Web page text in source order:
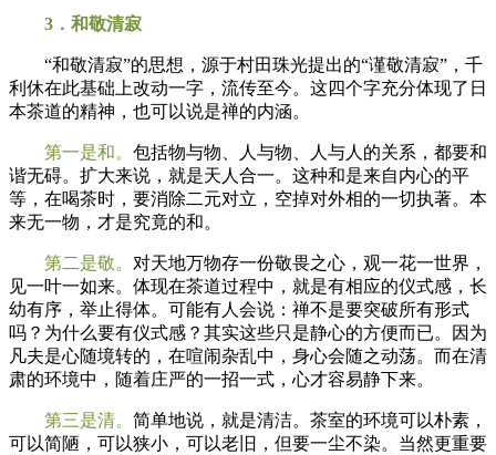
3．和敬清寂
“和敬清寂”的思想，源于村田珠光提出的“谨敬清寂”，千
利休在此基础上改动一字，流传至今。这四个字充分体现了日
本茶道的精神，也可以说是禅的内涵。
第一是和。 包括物与物、人与物、人与人的关系，都要和
谐无碍。扩大来说，就是天人合一。这种和是来自内心的平
等，在喝茶时，要消除二元对立，空掉对外相的一切执著。本
来无一物，才是究竟的和。
第二是敬。 对天地万物存一份敬畏之心，观一花一世界，
见一叶一如来。体现在茶道过程中，就是有相应的仪式感，长
幼有序，举止得体。可能有人会说：禅不是要突破所有形式
吗？为什么要有仪式感？其实这些只是静心的方便而已。因为
凡夫是心随境转的，在喧闹杂乱中，身心会随之动荡。而在清
肃的环境中，随着庄严的一招一式，心才容易静下来。
第三是清。 简单地说，就是清洁。茶室的环境可以朴素，
可以简陋，可以狭小，可以老旧，但要一尘不染。当然更重要